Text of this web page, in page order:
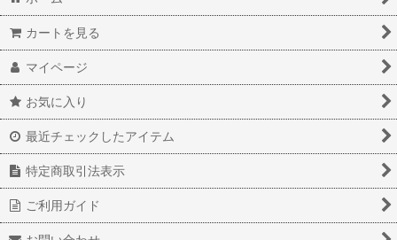
カートを見る
マイページ
お気に入り
最近チェックしたアイテム
特定商取引法表示
ご利用ガイド